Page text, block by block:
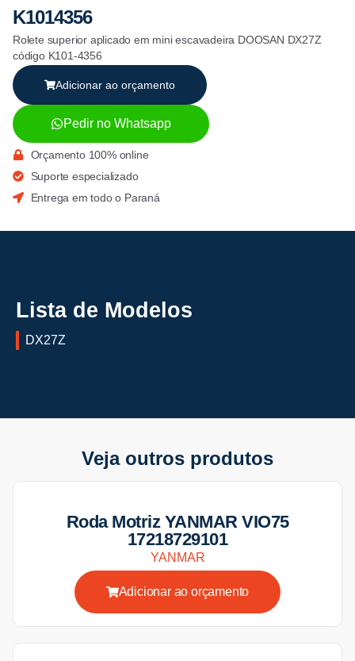
K1014356
Rolete superior aplicado em mini escavadeira DOOSAN DX27Z
código K101-4356
Adicionar ao orçamento
Pedir no Whatsapp
Orçamento 100% online
Suporte especializado
Entrega em todo o Paraná
Lista de Modelos
DX27Z
Veja outros produtos
Roda Motriz YANMAR VIO75
17218729101
YANMAR
Adicionar ao orçamento